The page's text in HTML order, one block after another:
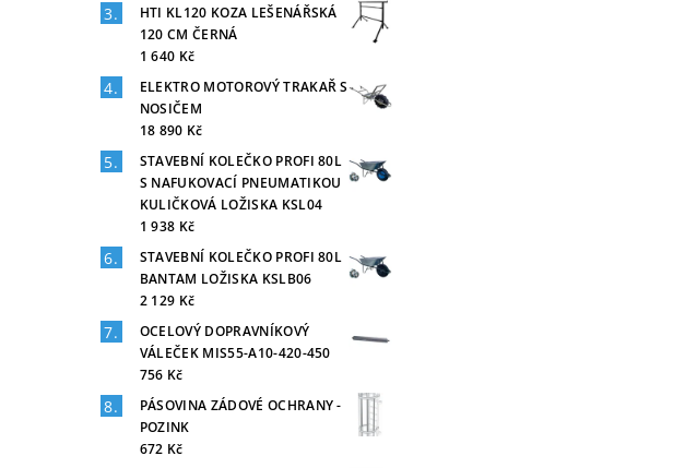
HTI KL120 KOZA LEŠENÁŘSKÁ
120 CM ČERNÁ
1 640 Kč
ELEKTRO MOTOROVÝ TRAKAŘ S
NOSIČEM
18 890 Kč
STAVEBNÍ KOLEČKO PROFI 80L
S NAFUKOVACÍ PNEUMATIKOU
KULIČKOVÁ LOŽISKA KSL04
1 938 Kč
STAVEBNÍ KOLEČKO PROFI 80L
BANTAM LOŽISKA KSLB06
2 129 Kč
OCELOVÝ DOPRAVNÍKOVÝ
VÁLEČEK MIS55-A10-420-450
756 Kč
PÁSOVINA ZÁDOVÉ OCHRANY -
POZINK
672 Kč